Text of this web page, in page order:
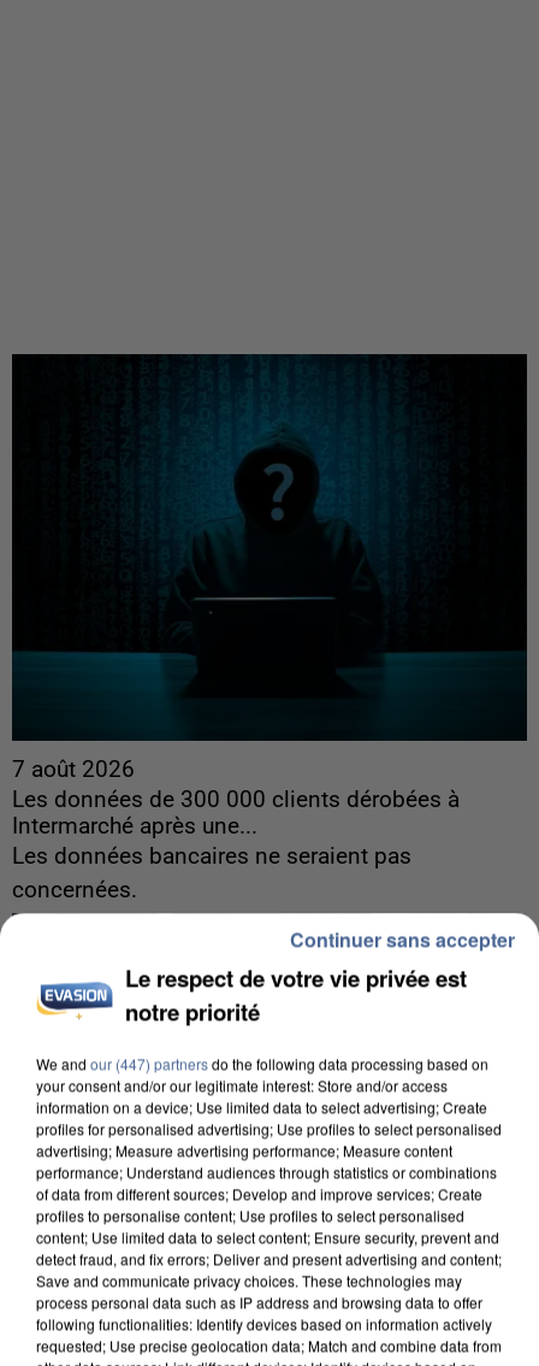
7 août 2026
Les données de 300 000 clients dérobées à
Intermarché après une...
Les données bancaires ne seraient pas
concernées.
7 août 2026
Un second cadre de la DZ Mafia interpellé en
Le respect de votre vie privée est
notre priorité
We and our (447) partnersdo the following data processing based on
your consent and/or our legitimate interest: Store and/or access
information on a device; Use limited data to select advertising; Create
profiles for personalised advertising; Use profiles to select personalised
advertising; Measure advertising performance; Measure content
performance; Understand audiences through statistics or combinations
of data from different sources; Develop and improve services; Create
profiles to personalise content; Use profiles to select personalised
content; Use limited data to select content; Ensure security, prevent and
detect fraud, and fix errors; Deliver and present advertising and content;
Save and communicate privacy choices. These technologies may
process personal data such as IP address and browsing data to offer
following functionalities: Identify devices based on information actively
requested; Use precise geolocation data; Match and combine data from
Continuer sans accepter